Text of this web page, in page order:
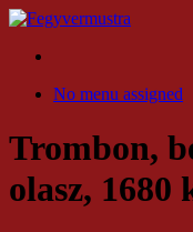
No menu assigned
Trombon,
olasz, 1680